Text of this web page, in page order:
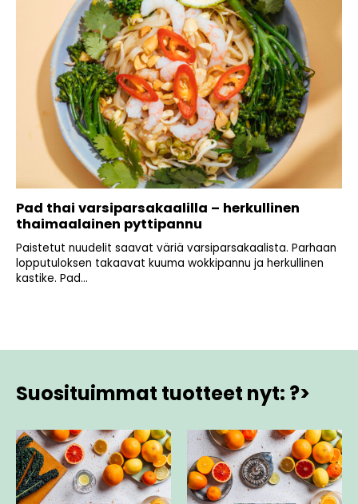
Pad thai varsiparsakaalilla – herkullinen
thaimaalainen pyttipannu
Paistetut nuudelit saavat väriä varsiparsakaalista. Parhaan
lopputuloksen takaavat kuuma wokkipannu ja herkullinen
kastike. Pad...
Suosituimmat tuotteet nyt: ?>